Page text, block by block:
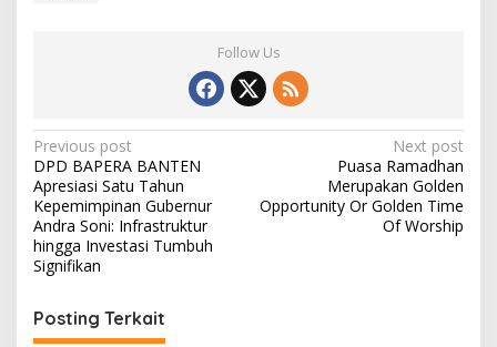
Follow Us
Post
navigation
Previous post
DPD BAPERA BANTEN
Apresiasi Satu Tahun
Kepemimpinan Gubernur
Andra Soni: Infrastruktur
hingga Investasi Tumbuh
Signifikan
Next post
Puasa Ramadhan
Merupakan Golden
Opportunity Or Golden Time
Of Worship
Posting Terkait